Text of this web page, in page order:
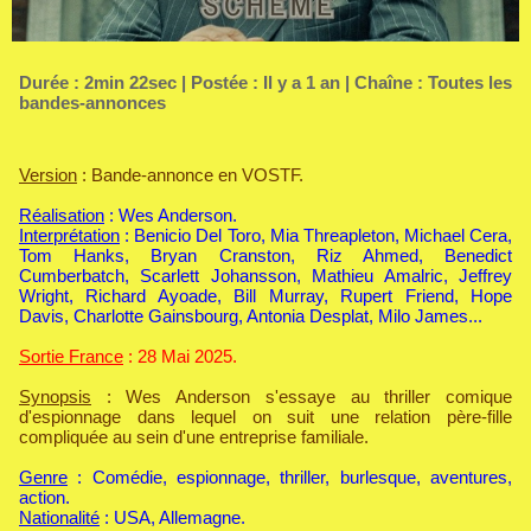
Durée : 2min 22sec | Postée : Il y a 1 an | Chaîne : Toutes les
bandes-annonces
Version : Bande-annonce en VOSTF.
Réalisation : Wes Anderson.
Interprétation : Benicio Del Toro, Mia Threapleton, Michael Cera,
Tom Hanks, Bryan Cranston, Riz Ahmed, Benedict
Cumberbatch, Scarlett Johansson, Mathieu Amalric, Jeffrey
Wright, Richard Ayoade, Bill Murray, Rupert Friend, Hope
Davis, Charlotte Gainsbourg, Antonia Desplat, Milo James...
Sortie France : 28 Mai 2025.
Synopsis : Wes Anderson s'essaye au thriller comique
d'espionnage dans lequel on suit une relation père-fille
compliquée au sein d'une entreprise familiale.
Genre : Comédie, espionnage, thriller, burlesque, aventures,
action.
Nationalité : USA, Allemagne.